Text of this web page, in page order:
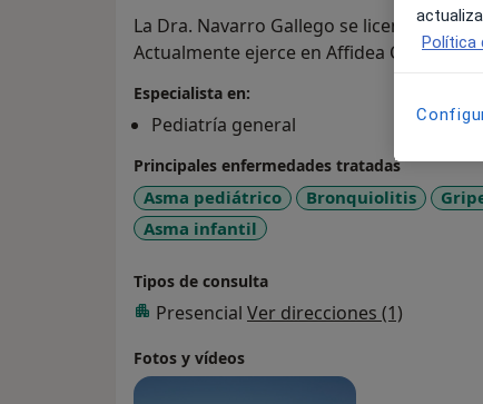
La Dra. Navarro Gallego se licenció en
Actualmente ejerce en Affidea Clínica
Especialista en:
Pediatría general
Principales enfermedades tratadas
Asma pediátrico Bronquiolitis
Asma infantil
Tipos de consulta
Presencial Ver direcciones (1)
Fotos y vídeos
Política